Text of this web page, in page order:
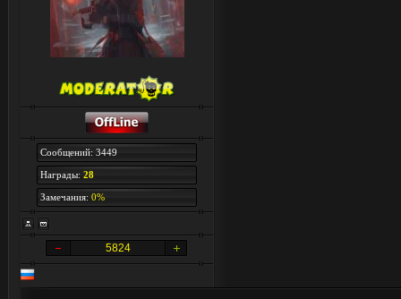
Сообщений: 3449
Награды: 28
Замечания: 0%
5824